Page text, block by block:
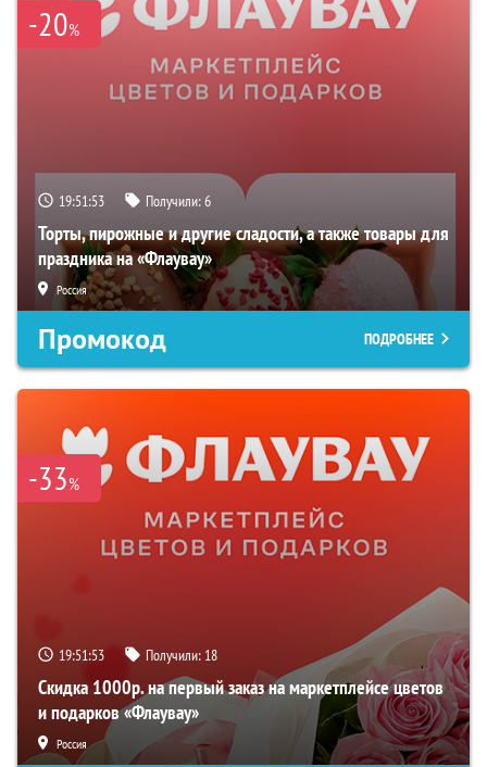
-20%
19:51:52 Получили:6
Торты, пирожные и другие сладости, а также товары для
праздника на «Флаувау»
Россия
Промокод ПОДРОБНЕЕ
-33%
19:51:52 Получили: 18
Скидка 1000р. на первый заказ на маркетплейсе цветов
и подарков «Флаувау»
Россия